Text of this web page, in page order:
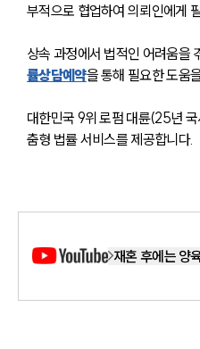
분
구성
언
법률
부적으로 협업하여 의뢰인에게
상속 과정에서 법적인 어려움을
률상담예약을 통해 필요한 도움
대한민국 9위 로펌 대륜(25년
춤형 법률 서비스를 제공합니다.
재혼 후에는 양